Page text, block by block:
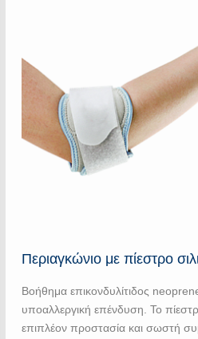
Περιαγκώνιο με πίεστρο
Βοήθημα επικονδυλίτιδος
υποαλλεργική επένδυση. Το
επιπλέον προστασία και σωστή